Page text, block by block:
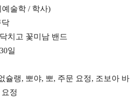
술학 / 학사)
닥
치고 꽃미남 밴드
일
슐랭, 뽀야, 뽀, 주문 요정, 조보아 바
정